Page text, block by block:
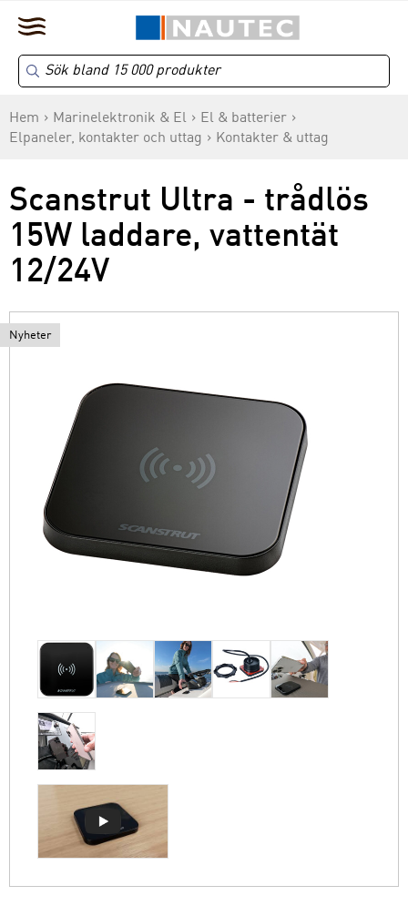
Hem Marinelektronik & El
El & batterier
Elpaneler, kontakter och uttag
Kontakter & uttag
Scanstrut Ultra - trådlös
15W laddare, vattentät
12/24V
Nyheter